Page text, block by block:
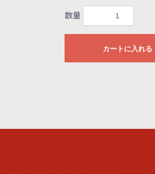
数量
カートに入れる